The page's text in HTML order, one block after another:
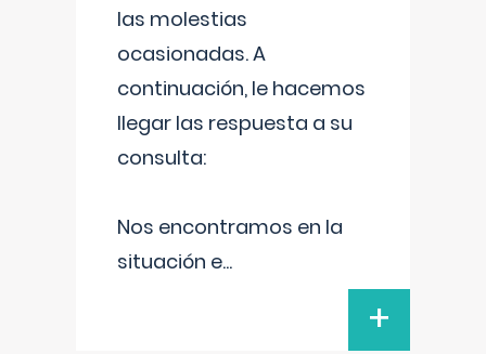
las molestias
ocasionadas. A
continuación, le hacemos
llegar las respuesta a su
consulta:
Nos encontramos en la
situación e...
+